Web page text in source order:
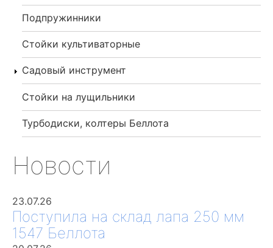
Подпружинники
Стойки культиваторные
Садовый инструмент
Стойки на лущильники
Турбодиски, колтеры Беллота
Новости
23.07.26
Поступила на склад лапа 250 мм
1547 Беллота